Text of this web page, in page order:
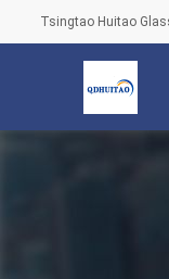
Tsingtao Huitao